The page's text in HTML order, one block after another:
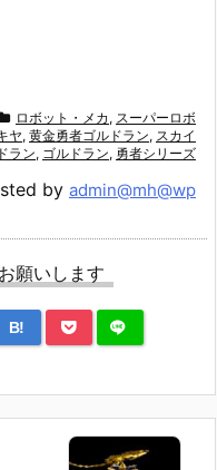
ロボット・メカ , スーパーロボ
ヤ, 黄金勇者ゴルドラン, スカイ
ラン, ゴルドラン, 勇者シリーズ
by admin@mh@wp
願いします
B!